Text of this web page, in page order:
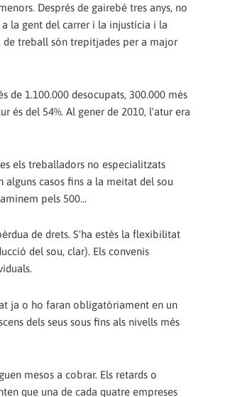
Després de gairebé tres anys, no
la gent del carrer i la injustícia i la
de treball són trepitjades per a major
de 1.100.000 desocupats, 300.000 més
és del 54%. Al gener de 2010, l'atur era
els treballadors no especialitzats
casos fins a la meitat del sou
pels 500...
de drets. S'ha estès la flexibilitat
del sou, clar). Els convenis
ja o ho faran obligatòriament en un
dels seus sous fins als nivells més
mesos a cobrar. Els retards o
que una de cada quatre empreses